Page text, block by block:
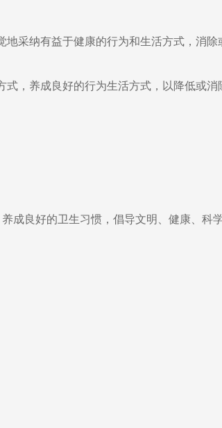
采纳有益于健康的行为和生活方式，消
，养成良好的行为生活方式，以降低或
良好的卫生习惯，倡导文明、健康、科学